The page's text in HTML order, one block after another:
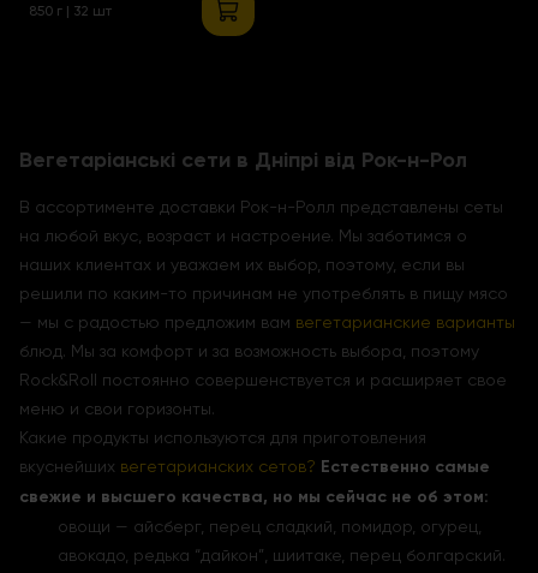
850 г | 32 шт
Вегетаріанські сети в Дніпрі від Рок-н-Рол
В ассортименте доставки Рок-н-Ролл представлены сеты
на любой вкус, возраст и настроение. Мы заботимся о
наших клиентах и уважаем их выбор, поэтому, если вы
решили по каким-то причинам не употреблять в пищу мясо
— мы с радостью предложим вам вегетарианские варианты
блюд. Мы за комфорт и за возможность выбора, поэтому
Rock&Roll постоянно совершенствуется и расширяет свое
меню и свои горизонты.
Какие продукты используются для приготовления
вкуснейших вегетарианских сетов? Естественно самые
свежие и высшего качества, но мы сейчас не об этом:
овощи — айсберг, перец сладкий, помидор, огурец,
авокадо, редька “дайкон”, шиитаке, перец болгарский.